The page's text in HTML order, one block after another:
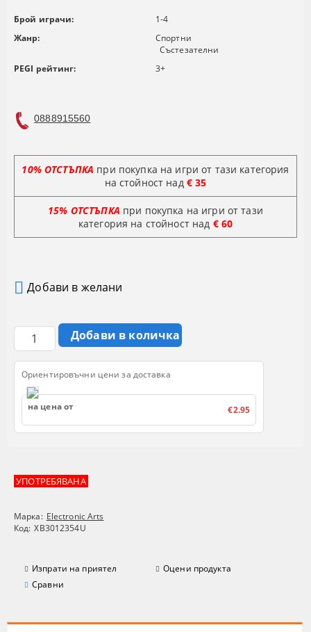
УПОТРЕБЯВАНА
Марка: Electronic Arts
Код: XB3012354U
Изпрати на приятел
Оцени продукта
Сравни
Брой играчи:
1-4
Жанр:
Спортни
Състезателни
PEGI рейтинг:
3+
0888915560
10% ОТСТЪПКА при покупка на игри от тази категория
на стойност над € 35
15% ОТСТЪПКА при покупка на игри от тази
категория на стойност над € 60
Добави в желани
Ориентировъчни цени за доставка
на цена от €2.95